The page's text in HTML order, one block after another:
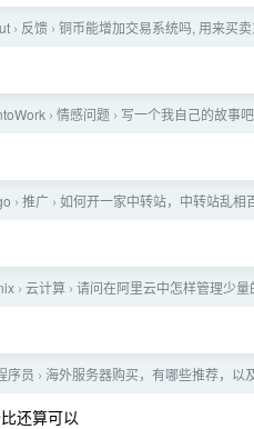
› 反馈 › 铜币能增加交易系统吗, 用来买
› 情感问题 › 写一个我自己的故事
› 推广 › 如何开一家中转站，中转站乱相
› 云计算 › 请问在阿里云中怎样管理少量
序员 › 海外服务器购买，有哪些推荐，以
还算可以